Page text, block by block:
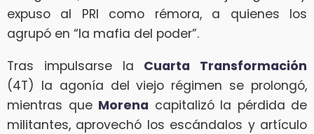
expuso al PRI como rémora, a quienes los
agrupó en “la mafia del poder”.
Tras impulsarse la Cuarta Transformación
(4T) la agonía del viejo régimen se prolongó,
mientras que Morena capitalizó la pérdida de
militantes, aprovechó los escándalos y artículo